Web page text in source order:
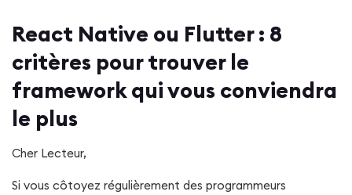
React Native ou Flutter : 8
critères pour trouver le
framework qui vous conviendra
le plus
Cher Lecteur,
Si vous côtoyez régulièrement des programmeurs